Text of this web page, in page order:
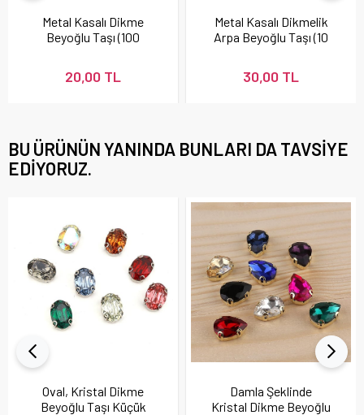
Metal Kasalı Dikme
Beyoğlu Taşı (100
20,00 TL
Metal Kasalı Dikmelik
Arpa Beyoğlu Taşı (10
30,00 TL
BU ÜRÜNÜN YANINDA BUNLARI DA TAVSIYE
EDIYORUZ.
Oval, Kristal Dikme
Beyoğlu Taşı Küçük
Damla Şeklinde
Kristal Dikme Beyoğlu